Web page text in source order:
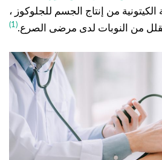
الكيتونية من إنتاج الجسم للجلوكوز ،
من النوبات لدى مرضى الصرع.(1)